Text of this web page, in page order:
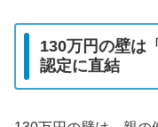
130万円の壁は
認定に直結